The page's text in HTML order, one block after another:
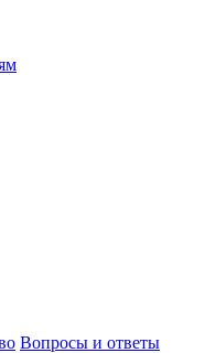
Вопросы и ответы